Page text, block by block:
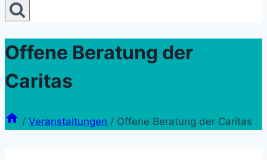
Offene Beratung der
Caritas
/ Veranstaltungen / Offene Beratung der Caritas